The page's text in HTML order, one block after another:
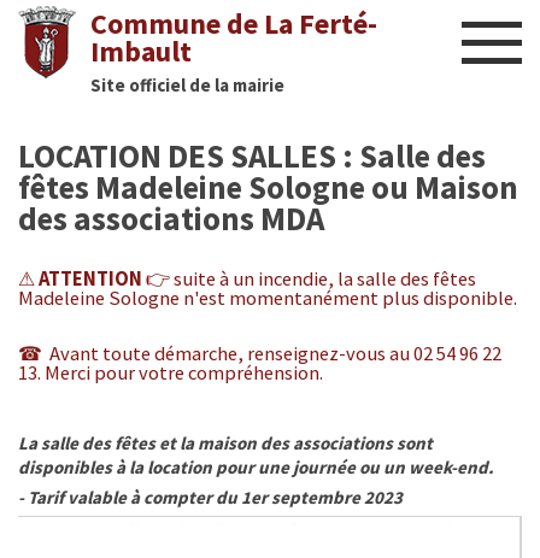
Commune de La Ferté-
Imbault
Site officiel de la mairie
Actualités
Nous contacter
Diaporama
Culture
Mairie
LOCATION DES SALLES : Salle des
fêtes Madeleine Sologne ou Maison
des associations MDA
⚠ATTENTION👉suite à un incendie, la salle des fêtes
Madeleine Sologne n'est momentanément plus disponible.
☎ Avant toute démarche, renseignez-vous au 02 54 96 22
13. Merci pour votre compréhension.
La salle des fêtes et la maison des associations sont
disponibles à la location pour une journée ou un week-end.
- Tarif valable à compter du 1er septembre 2023